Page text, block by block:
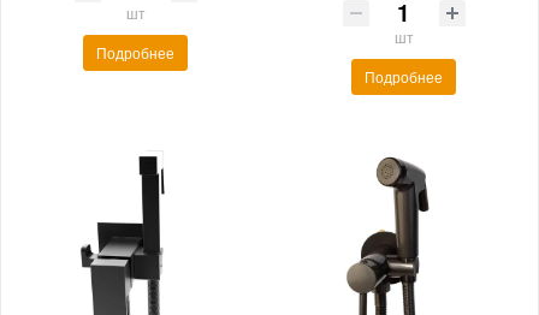
шт
Подробнее
шт
Подробнее